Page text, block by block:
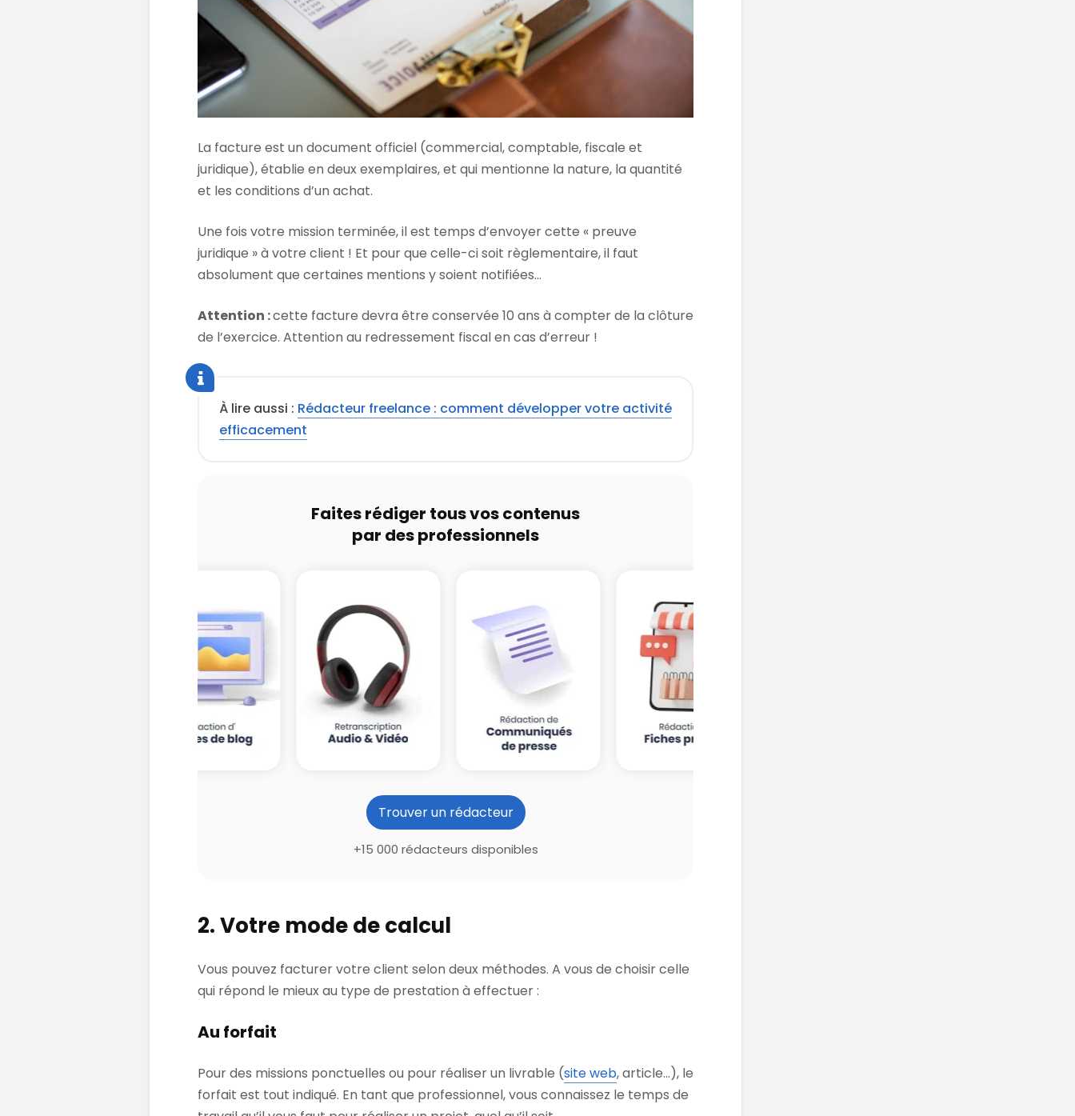
La facture est un document officiel (commercial, comptable, fiscale et
juridique), établie en deux exemplaires, et qui mentionne la nature, la quantité
et les conditions d’un achat.
Une fois votre mission terminée, il est temps d’envoyer cette « preuve
juridique » à votre client ! Et pour que celle-ci soit règlementaire, il faut
absolument que certaines mentions y soient notifiées…
Attention :cette facture devra être conservée 10 ans à compter de la clôture
de l’exercice. Attention au redressement fiscal en cas d’erreur !
À lire aussi : Rédacteur freelance : comment développer votre activité
efficacement
Faites rédiger tous vos contenus
par des professionnels
Trouver un rédacteur
+15 000 rédacteurs disponibles
2. Votre mode de calcul
Vous pouvez facturer votre client selon deux méthodes. A vous de choisir celle
qui répond le mieux au type de prestation à effectuer :
Au forfait
Pour des missions ponctuelles ou pour réaliser un livrable (site web, article…), le
forfait est tout indiqué. En tant que professionnel, vous connaissez le temps de